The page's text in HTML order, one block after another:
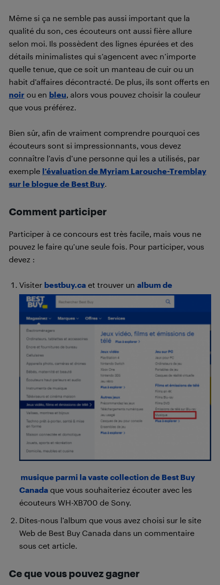
Même si ça ne semble pas aussi important que la
qualité du son, ces écouteurs ont aussi fière allure
selon moi. Ils possèdent des lignes épurées et des
détails minimalistes qui s’agencent avec n’importe
quelle tenue, que ce soit un manteau de cuir ou un
habit d’affaires décontracté. De plus, ils sont offerts en
noir ou en bleu, alors vous pouvez choisir la couleur
que vous préférez.
Bien sûr, afin de vraiment comprendre pourquoi ces
écouteurs sont si impressionnants, vous devez
connaître l’avis d’une personne qui les a utilisés, par
exemple l’évaluation de Myriam Larouche-Tremblay
sur le blogue de Best Buy.
Comment participer
Participer à ce concours est très facile, mais vous ne
pouvez le faire qu’une seule fois. Pour participer, vous
devez :
Visiter bestbuy.ca et trouver un album de
musique parmi la vaste collection de Best Buy
Canada que vous souhaiteriez écouter avec les
écouteurs WH-XB700 de Sony.
Dites-nous l’album que vous avez choisi sur le site
Web de Best Buy Canada dans un commentaire
sous cet article.
Ce que vous pouvez gagner